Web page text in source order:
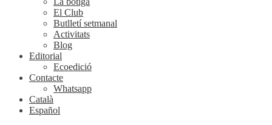
El Club
Butlletí setmanal
Activitats
Blog
Editorial
Ecoedició
Contacte
Whatsapp
Català
Español